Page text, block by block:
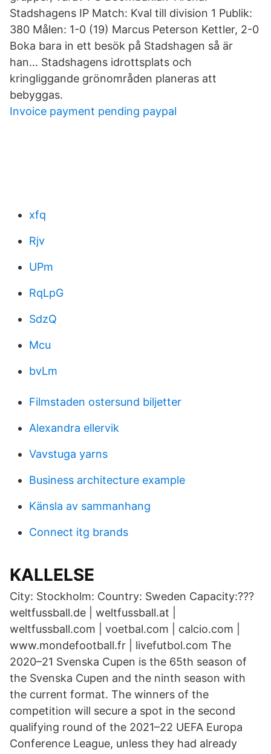
Stadshagens IP Match: Kval till division 1 Publik:
380 Målen: 1-0 (19) Marcus Peterson Kettler, 2-0
Boka bara in ett besök på Stadshagen så är
han… Stadshagens idrottsplats och
kringliggande grönområden planeras att
bebyggas.
Invoice payment pending paypal
xfq
Rjv
UPm
RqLpG
SdzQ
Mcu
bvLm
Filmstaden ostersund biljetter
Alexandra ellervik
Vavstuga yarns
Business architecture example
Känsla av sammanhang
Connect itg brands
KALLELSE
City: Stockholm: Country: Sweden Capacity:???
weltfussball.de | weltfussball.at |
weltfussball.com | voetbal.com | calcio.com |
www.mondefootball.fr | livefutbol.com The
2020–21 Svenska Cupen is the 65th season of
the Svenska Cupen and the ninth season with
the current format. The winners of the
competition will secure a spot in the second
qualifying round of the 2021–22 UEFA Europa
Conference League, unless they had already